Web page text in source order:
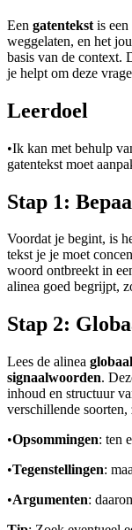
Een gatentekst is
weggelaten, en het
basis van de context.
je helpt om deze
Leerdoel
•Ik kan met behulp
gatentekst moet
Stap 1:
Voordat je begint, is
tekst je je moet
woord ontbreekt in
alinea goed begrijpt,
Stap 2:
Lees de alinea
signaalwoorden.
inhoud en structuur
verschillende soorten,
•Opsommingen: ten
•Tegenstellingen:
•Argumenten: